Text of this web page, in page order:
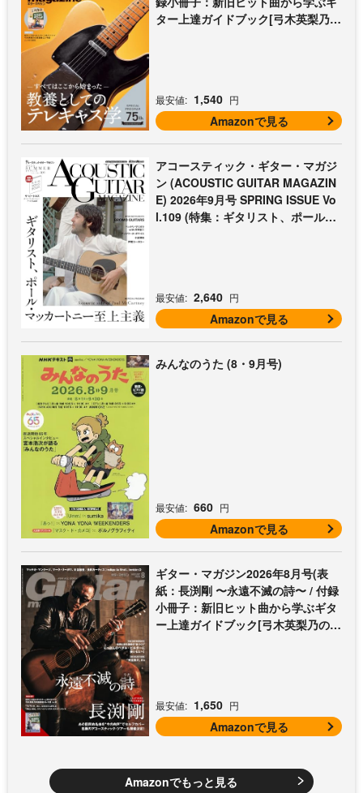
ター上達ガイドブック[弓木英梨乃の
最安値: 1,540 円
Amazonで見る
アコースティック・ギター・マガジ
ン (ACOUSTIC GUITAR MAGAZIN
E) 2026年9月号 SPRING ISSUE Vo
l.109 (特集：ギタリスト、ポール・
最安値: 2,640 円
Amazonで見る
みんなのうた (8・9月号)
最安値: 660 円
Amazonで見る
ギター・マガジン2026年8月号(表
紙：長渕剛 〜永遠不滅の詩〜 / 付録
小冊子：新旧ヒット曲から学ぶギタ
ー上達ガイドブック[弓木英梨乃の放
最安値: 1,650 円
Amazonで見る
Amazonでもっと見る